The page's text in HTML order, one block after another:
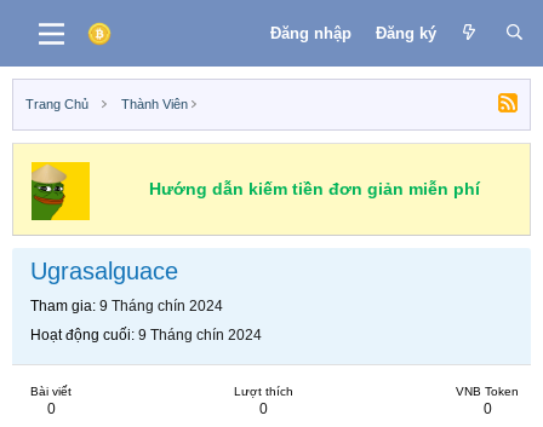
Đăng nhập Đăng ký
Trang Chủ Thành Viên
Hướng dẫn kiếm tiền đơn giản miễn phí
Ugrasalguace
Tham gia 9 Tháng chín 2024
Hoạt động cuối 9 Tháng chín 2024
Bài viết
0
Lượt thích
0
VNB Token
0